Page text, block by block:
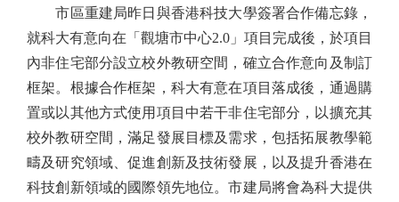
市區重建局昨日與香港科技大學簽署合作備忘錄，
就科大有意向在「觀塘市中心2.0」項目完成後，於項目
內非住宅部分設立校外教研空間，確立合作意向及制訂
框架。根據合作框架，科大有意在項目落成後，通過購
置或以其他方式使用項目中若干非住宅部分，以擴充其
校外教研空間，滿足發展目標及需求，包括拓展教學範
疇及研究領域、促進創新及技術發展，以及提升香港在
科技創新領域的國際領先地位。市建局將會為科大提供